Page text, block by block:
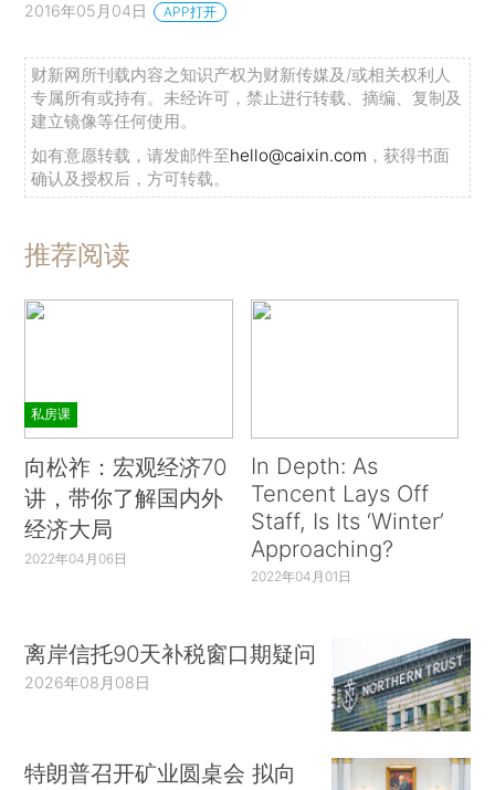
2016年05月04日 APP打开
财新网所刊载内容之知识产权为财新传媒及/或相关权利人
专属所有或持有。未经许可，禁止进行转载、摘编、复制及
建立镜像等任何使用。
如有意愿转载，请发邮件至hello@caixin.com ，获得书面
确认及授权后，方可转载。
推荐阅读
私房课
向松祚：宏观经济70
讲，带你了解国内外
经济大局
2022年04月06日
In Depth: As
Tencent Lays Off
Staff, Is Its ‘Winter’
Approaching?
2022年04月01日
离岸信托90天补税窗口期疑问
2026年08月08日
特朗普召开矿业圆桌会 拟向